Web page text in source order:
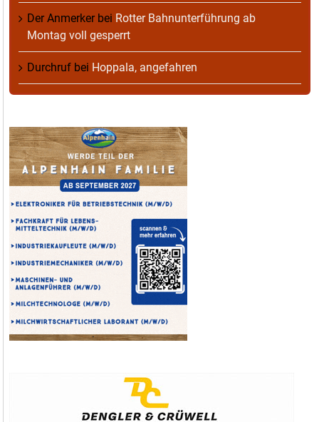
Der Anmerkerbei Rotter Bahnunterführung ab
Montag voll gesperrt
Durchruf bei Hoppala, angefahren